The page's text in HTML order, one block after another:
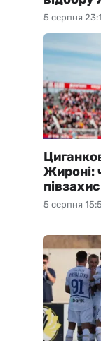
5 серпня
5 серпня
Жироні: